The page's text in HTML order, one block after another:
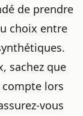
de prendre
choix entre
sachez que
lors
vous